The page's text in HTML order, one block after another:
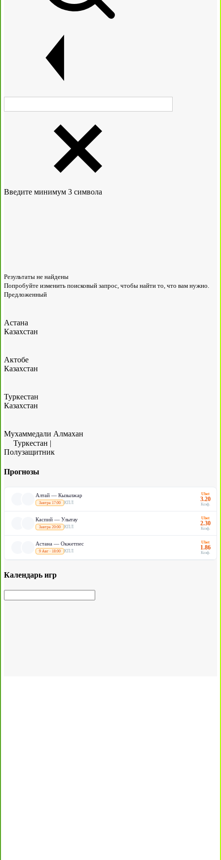
Введите минимум 3 символа
Результаты не найдены
Попробуйте изменить поисковый запрос, чтобы найти то, что вам нужно.
Предложенный
Астана
Казахстан
Актобе
Казахстан
Туркестан
Казахстан
Мухаммедали Алмахан
Туркестан |
Полузащитник
Прогнозы
Алтай — Кызылжар
Завтра 17:00 КПЛ
Ubet
3.20
Коэф.
Каспий — Улытау
Завтра 20:00 КПЛ
Ubet
2.30
Коэф.
Астана — Окжетпес
9 Авг · 18:00 КПЛ
Ubet
1.86
Коэф.
Календарь игр